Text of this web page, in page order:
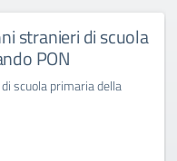
stranieri di scuola
PON
scuola primaria della